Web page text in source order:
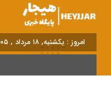
امروز : یکشنبه, ۱۸ مرداد , ۱۴۰۵